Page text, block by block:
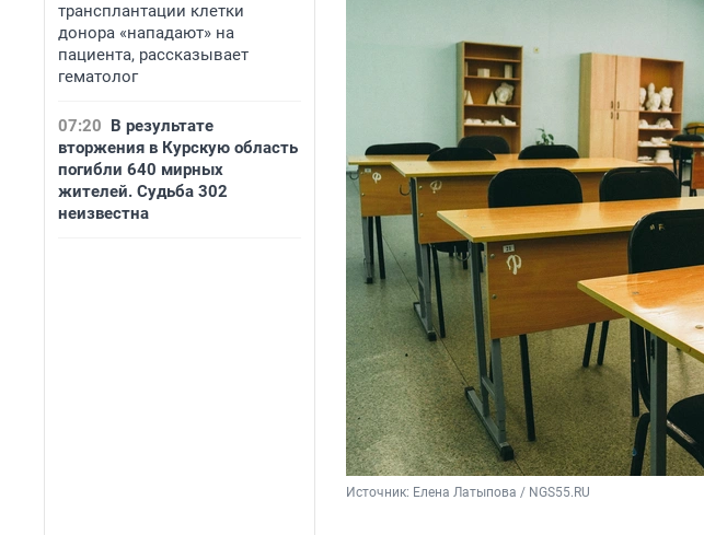
трансплантации клетки
донора «нападают» на
пациента, рассказывает
гематолог
07:20 В результате
вторжения в Курскую область
погибли 640 мирных
жителей. Судьба 302
неизвестна
Источник: Елена Латыпова / NGS55.RU